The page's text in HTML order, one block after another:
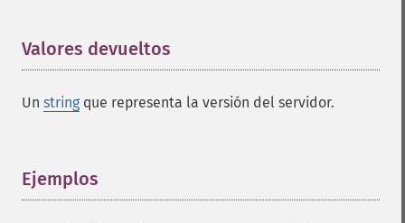
Valores devueltos
Un string que representa la versión del servidor.
Ejemplos